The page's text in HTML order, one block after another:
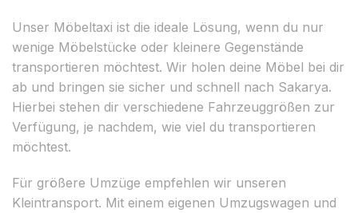
Unser Möbeltaxi ist die ideale Lösung, wenn du nur
wenige Möbelstücke oder kleinere Gegenstände
transportieren möchtest. Wir holen deine Möbel bei dir
ab und bringen sie sicher und schnell nach Sakarya.
Hierbei stehen dir verschiedene Fahrzeuggrößen zur
Verfügung, je nachdem, wie viel du transportieren
möchtest.
Für größere Umzüge empfehlen wir unseren
Kleintransport. Mit einem eigenen Umzugswagen und